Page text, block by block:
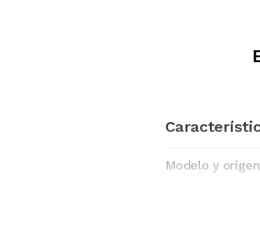
Modelo y origen